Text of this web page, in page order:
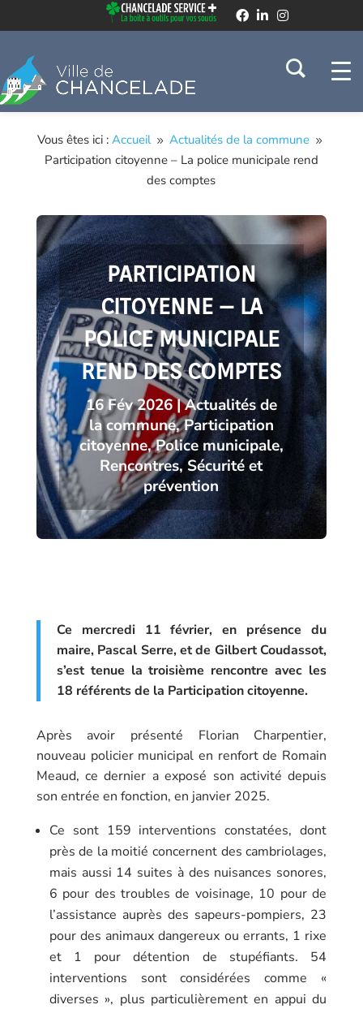
Vous êtes ici :Accueil 9 Actualités de la commune 9
Participation citoyenne – La police municipale rend
des comptes
PARTICIPATION
CITOYENNE – LA
POLICE MUNICIPALE
REND DES COMPTES
16 Fév 2026|Actualités de
la commune,Participation
citoyenne,Police municipale,
Rencontres,Sécurité et
prévention
Ce mercredi 11 février, en présence du
maire, Pascal Serre, et de Gilbert Coudassot,
s’est tenue la troisième rencontre avec les
18 référents de la Participation citoyenne.
Après avoir présenté Florian Charpentier,
nouveau policier municipal en renfort de Romain
Meaud, ce dernier a exposé son activité depuis
son entrée en fonction, en janvier 2025.
Ce sont 159 interventions constatées, dont
près de la moitié concernent des cambriolages,
mais aussi 14 suites à des nuisances sonores,
6 pour des troubles de voisinage, 10 pour de
l’assistance auprès des sapeurs-pompiers, 23
pour des animaux dangereux ou errants, 1 rixe
et 1 pour détention de stupéfiants. 54
interventions sont considérées comme «
diverses », plus particulièrement en appui du